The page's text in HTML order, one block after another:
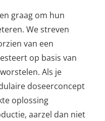
graag om hun
We streven
van een
op basis van
Als je
doseerconcept
oplossing
aarzel dan niet